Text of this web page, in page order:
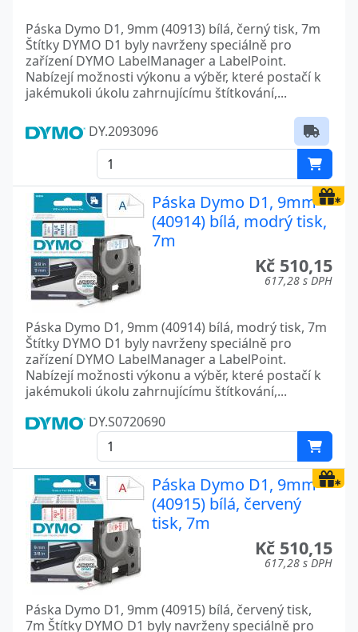
Páska Dymo D1, 9mm (40913) bílá, černý tisk, 7m
Štítky DYMO D1 byly navrženy speciálně pro
zařízení DYMO LabelManager a LabelPoint.
Nabízejí možnosti výkonu a výběr, které postačí k
jakémukoli úkolu zahrnujícímu štítkování,...
DY.2093096
Páska Dymo D1, 9mm
(40914) bílá, modrý tisk,
7m
Kč 510,15
617,28 s DPH
Páska Dymo D1, 9mm (40914) bílá, modrý tisk, 7m
Štítky DYMO D1 byly navrženy speciálně pro
zařízení DYMO LabelManager a LabelPoint.
Nabízejí možnosti výkonu a výběr, které postačí k
jakémukoli úkolu zahrnujícímu štítkování,...
DY.S0720690
Páska Dymo D1, 9mm
(40915) bílá, červený
tisk, 7m
Kč 510,15
617,28 s DPH
Páska Dymo D1, 9mm (40915) bílá, červený tisk,
7m Štítky DYMO D1 byly navrženy speciálně pro